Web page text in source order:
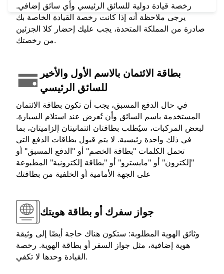
رخصة قيادة دولية للسائق الرئيسي وأي سائق إضافي.
يرجى ملاحظة أنه إذا كانت رخصة القيادة الخاصة بك
صادرة من المملكة المتحدة، يجب عليك إحضار كلا الجزئين
من رخصتك.
بطاقة الائتمان بالاسم الأول والأخير
للسائق الرئيسي
في حال الدفع المسبق، يجب أن تكون بطاقة الائتمان
المستخدمة باسم السائق وأن تُعرض عند استلام السيارة.
لبعض المركبات، سيُطلب بطاقتان ائتمانيتان إلزاميتان، بما
في ذلك واحدة رئيسية. لا يتم قبول بطاقات الدفع التي
تحمل الكلمات "بطاقة الخصم" أو "الدفع المسبق" أو
"إلكترون" أو "مايسترو" أو "بطاقة إلكترونية" المطبوعة
على الجهة الأمامية أو الخلفية من بطاقتك
جواز سفرك أو بطاقة هويتك
وثائق الهوية المطلوبة: ستكون هناك حاجة أيضًا إلى وثيقة
هوية إضافية، مثل جواز السفر أو بطاقة الهوية. رخصة
القيادة وحدها لا تكفي.